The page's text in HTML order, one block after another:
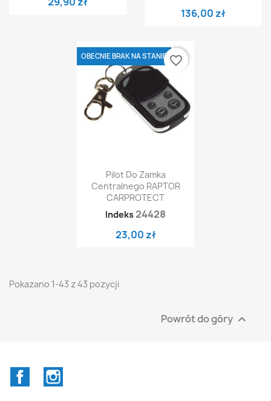
136,00 zł
Pilot Do Zamka
Centralnego RAPTOR
CARPROTECT
Indeks 24428
23,00 zł
OBECNIE BRAK NA STANIE favorite_border
Pokazano 1-43 z 43 pozycji
Powrót do góry 
Facebook